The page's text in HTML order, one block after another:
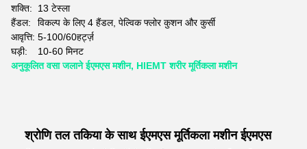
शक्ति:
13 टेस्ला
हैंडल:
विकल्प के लिए 4 हैंडल, पेल्विक फ्लोर कुशन और कुर्सी
आवृत्ति: 5-100/60हर्ट्ज़
घड़ी:
10-60 मिनट
अनुकूलित वसा जलाने ईएमएस मशीन, HIEMT शरीर मूर्तिकला मशीन
श्रोणि तल तकिया के साथ ईएमएस मूर्तिकला मशीन ईएमएस